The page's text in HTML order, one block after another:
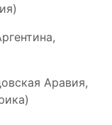
Аравия,